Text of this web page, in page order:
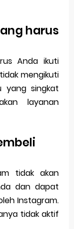
harus
Anda ikuti
mengikuti
yang singkat
layanan
tidak akan
dan dapat
Instagram.
tidak aktif